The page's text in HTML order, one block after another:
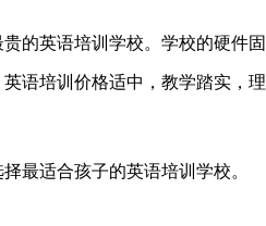
英语培训学校。学校的硬件
语培训价格适中，教学踏实，
适合孩子的英语培训学校。